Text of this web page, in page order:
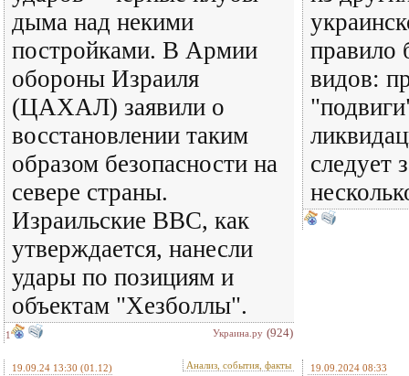
дыма над некими
постройками. В Армии
обороны Израиля
(ЦАХАЛ) заявили о
восстановлении таким
образом безопасности на
севере страны.
Израильские ВВС, как
утверждается, нанесли
удары по позициям и
объектам "Хезболлы".
1 Украина.ру (924)
правило
видов:
следует
19.09.24 13:30 (01.12) Анализ, события, факты 19.09.2024 08:33